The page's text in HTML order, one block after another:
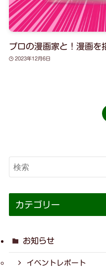
プロの漫画家と！漫画を
2023年12月6日
カテゴリー
お知らせ
イベントレポート